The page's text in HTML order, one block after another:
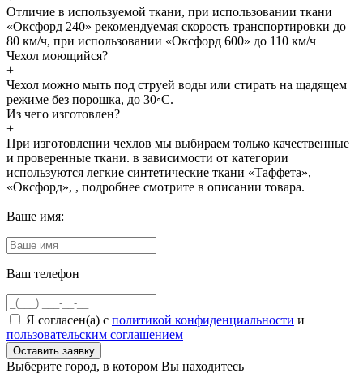
Отличие в используемой ткани, при использовании ткани
«Оксфорд 240» рекомендуемая скорость транспортировки до
80 км/ч, при использовании «Оксфорд 600» до 110 км/ч
Чехол моющийся?
+
Чехол можно мыть под струей воды или стирать на щадящем
режиме без порошка, до 30◦С.
Из чего изготовлен?
+
При изготовлении чехлов мы выбираем только качественные
и проверенные ткани. в зависимости от категории
используются легкие синтетические ткани «Таффета»,
«Оксфорд», , подробнее смотрите в описании товара.
Ваше имя:
Ваш телефон
Я согласен(а) с политикой конфиденциальности и
пользовательским соглашением
Выберите город, в котором Вы находитесь